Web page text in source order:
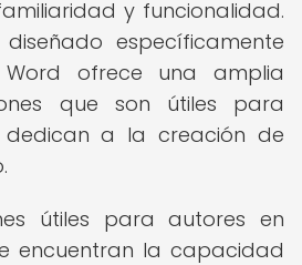
y funcionalidad.
específicamente
Word ofrece una amplia
que son útiles para
a la creación de
útiles para autores en
encuentran la capacidad